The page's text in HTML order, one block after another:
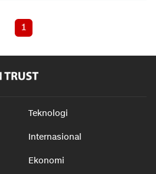
1
Teknologi
Internasional
Ekonomi